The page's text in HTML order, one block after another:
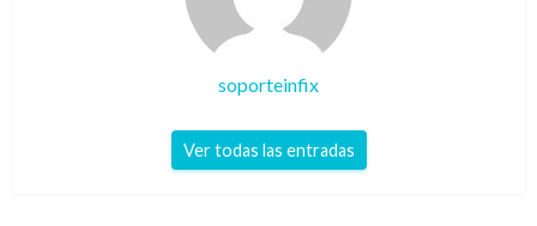
soporteinfix
Ver todas las entradas